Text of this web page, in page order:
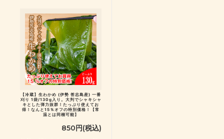
【冷蔵】生わかめ (伊勢 答志島産) 一番
刈り 1袋/130g入り。大判でシャキシャ
キとした弾力抜群！たっぷり使えてお
得！なんと15％オフの特別価格！【常
温とは同梱可能】
850円(税込)